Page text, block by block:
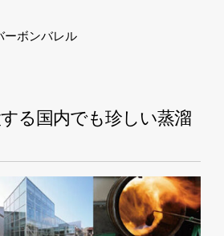
ボンバレル
る国内でも珍しい蒸溜